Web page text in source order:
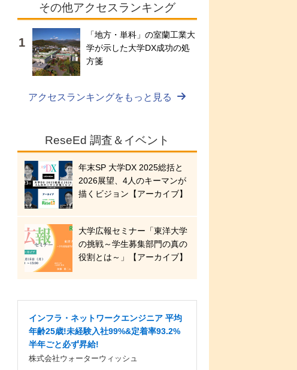
その他アクセスランキング
「地方・単科」の室蘭工業大
学が示した大学DX成功の処
方箋
アクセスランキングをもっと見る
ReseEd 調査＆イベント
年末SP 大学DX 2025総括と
2026展望、4人のキーマンが
描くビジョン【アーカイブ】
大学広報セミナー「東洋大学
の挑戦～学生募集部門の真の
役割とは～」【アーカイブ】
インフラ・ネットワークエンジニア 平均
年齢25歳!未経験入社99%&定着率93.2%
半年ごと必ず昇給!
株式会社ウォーターウィッシュ